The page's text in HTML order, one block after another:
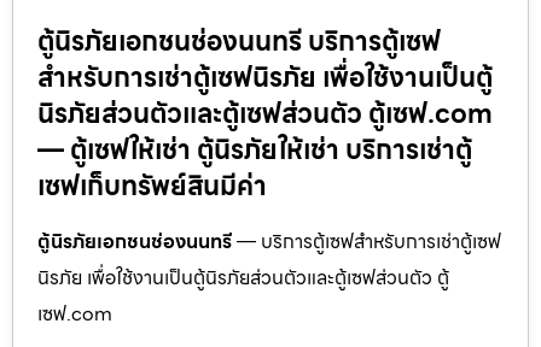
ตู้นิรภัยเอกชนช่องนนทรี บริการตู้เซฟ
สำหรับการเช่าตู้เซฟนิรภัย เพื่อใช้งานเป็นตู้
นิรภัยส่วนตัวและตู้เซฟส่วนตัว ตู้เซฟ.com
— ตู้เซฟให้เช่า ตู้นิรภัยให้เช่า บริการเช่าตู้
เซฟเก็บทรัพย์สินมีค่า
ตู้นิรภัยเอกชนช่องนนทรี— บริการตู้เซฟสำหรับการเช่าตู้เซฟ
นิรภัย เพื่อใช้งานเป็นตู้นิรภัยส่วนตัวและตู้เซฟส่วนตัว ตู้
เซฟ.com